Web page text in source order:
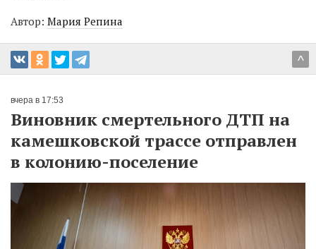
Автор: Мария Репина
^
вчера в 17:53
Виновник смертельного ДТП на
камешковской трассе отправлен
в колонию-поселение